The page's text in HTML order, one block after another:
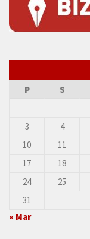
P
S
3
4
10
11
17
18
24
25
31
« Mar